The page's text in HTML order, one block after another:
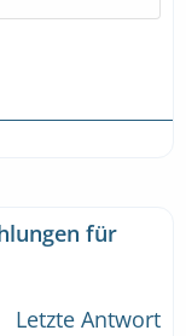
für
Letzte Antwort